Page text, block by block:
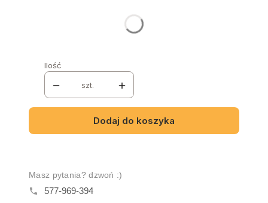
Stwórz swój wymarzony mebel
Poszczególne warianty mogą różnić się ceną
Ilość
szt.
Dodaj do koszyka
Masz pytania? dzwoń :)
577-969-394